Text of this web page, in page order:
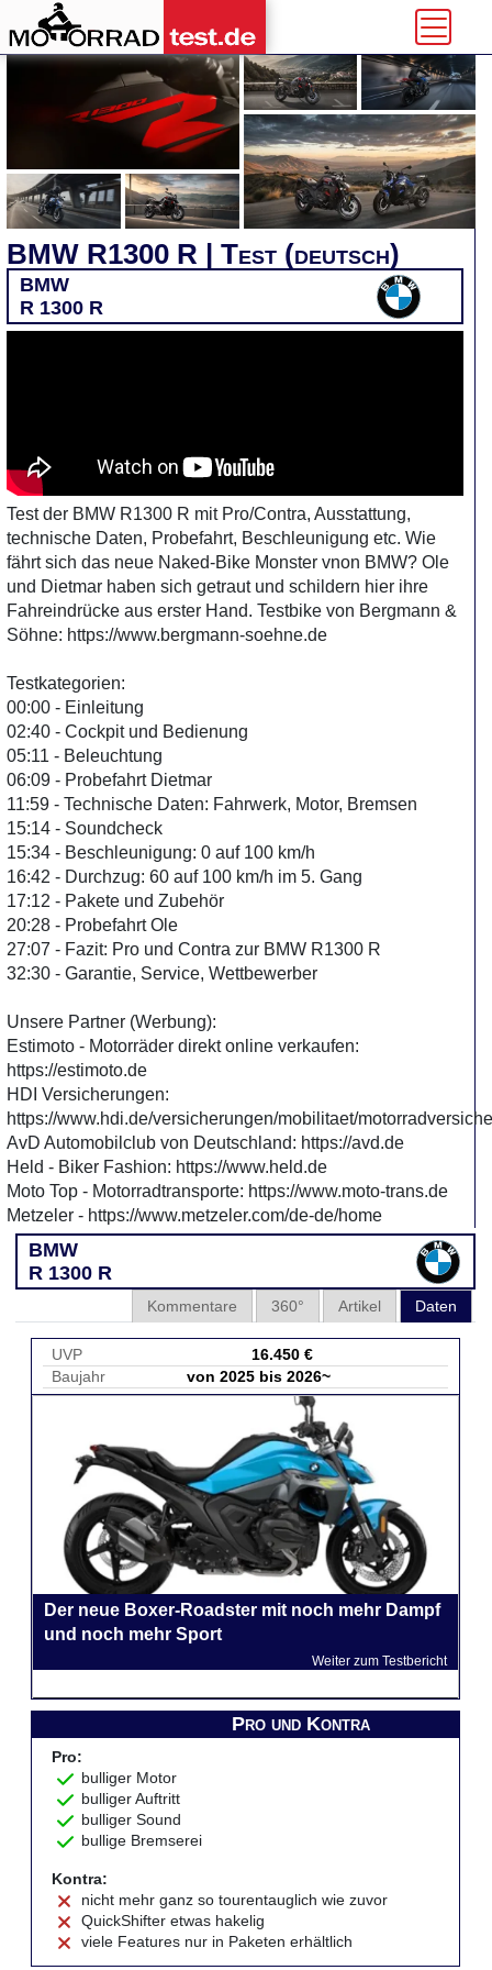
BMW R1300 R | Test (deutsch)
BMW
R 1300 R
Test der BMW R1300 R mit Pro/Contra, Ausstattung,
technische Daten, Probefahrt, Beschleunigung etc. Wie
fährt sich das neue Naked-Bike Monster vnon BMW? Ole
und Dietmar haben sich getraut und schildern hier ihre
Fahreindrücke aus erster Hand. Testbike von Bergmann &
Söhne: https://www.bergmann-soehne.de
Testkategorien:
00:00 - Einleitung
02:40 - Cockpit und Bedienung
05:11 - Beleuchtung
06:09 - Probefahrt Dietmar
11:59 - Technische Daten: Fahrwerk, Motor, Bremsen
15:14 - Soundcheck
15:34 - Beschleunigung: 0 auf 100 km/h
16:42 - Durchzug: 60 auf 100 km/h im 5. Gang
17:12 - Pakete und Zubehör
20:28 - Probefahrt Ole
27:07 - Fazit: Pro und Contra zur BMW R1300 R
32:30 - Garantie, Service, Wettbewerber
Unsere Partner (Werbung):
Estimoto - Motorräder direkt online verkaufen:
https://estimoto.de
HDI Versicherungen:
https://www.hdi.de/versicherungen/mobilitaet/
AvD Automobilclub von Deutschland: https://avd.de
Held - Biker Fashion: https://www.held.de
Moto Top - Motorradtransporte: https://www.moto-trans.de
Metzeler - https://www.metzeler.com/de-de/home
BMW
R 1300 R
Daten
Artikel
360°
Kommentare
UVP
16.450 €
Baujahr
von 2025 bis 2026~
Der neue Boxer-Roadster mit noch mehr Dampf
und noch mehr Sport
Weiter zum Testbericht
Pro und Kontra
Pro:
bulliger Motor
bulliger Auftritt
bulliger Sound
bullige Bremserei
Kontra:
nicht mehr ganz so tourentauglich wie zuvor
QuickShifter etwas hakelig
viele Features nur in Paketen erhältlich